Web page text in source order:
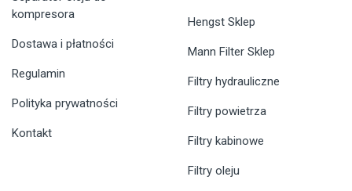
kompresora
Dostawa i płatności
Regulamin
Polityka prywatności
Kontakt
Hengst Sklep
Mann Filter Sklep
Filtry hydrauliczne
Filtry powietrza
Filtry kabinowe
Filtry oleju